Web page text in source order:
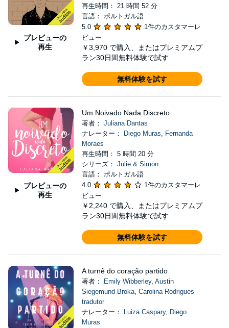
プレビューの
再生
再生時間： 21 時間 52 分
言語： ポルトガル語
5.0
1件のカスタマーレ
ビュー
￥3,970 で購入、またはプレミアムプ
ラン30日間無料体験で試す
無料体験を試す
プレビューの
再生
Um Noivado Nada Discreto
著者： Juliana Dantas
ナレーター：
Diego Muras, Fernanda
Moraes
再生時間： 5 時間 20 分
シリーズ： Julie & Simon
言語： ポルトガル語
4.0
1件のカスタマーレ
ビュー
￥2,240 で購入、またはプレミアムプ
ラン30日間無料体験で試す
無料体験を試す
A turnê do coração partido
著者： Emily Wibberley, Austin
Siegemund-Broka, Carolina Rodrigues -
tradutor
ナレーター：
Luiza Caspary, Diego
Muras